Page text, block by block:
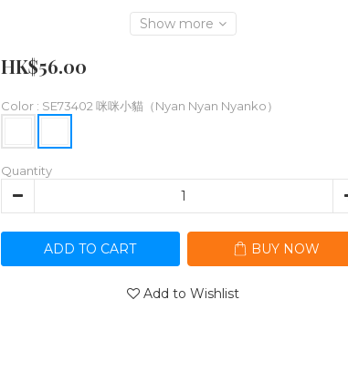
Show more
HK$56.00
Color : SE73402 咪咪小貓（Nyan Nyan Nyanko）
Quantity
ADD TO CART BUY NOW
Add to Wishlist